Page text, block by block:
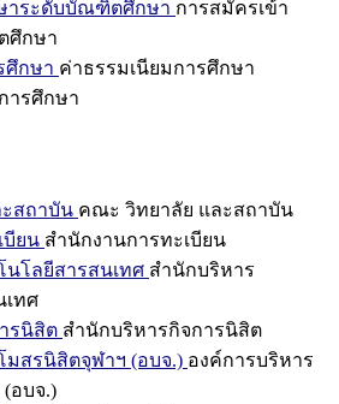
าระดับบัณฑิตศึกษา การสมัครเข้า
ศึกษา
ศึกษา ค่าธรรมเนียมการศึกษา
ารศึกษา
สถาบัน คณะ วิทยาลัย และสถาบัน
บียน สำนักงานการทะเบียน
นโลยีสารสนเทศ สำนักบริหาร
เทศ
รนิสิต สำนักบริหารกิจการนิสิต
มสรนิสิตจุฬาฯ (อบจ.) องค์การบริหาร
อบจ.)